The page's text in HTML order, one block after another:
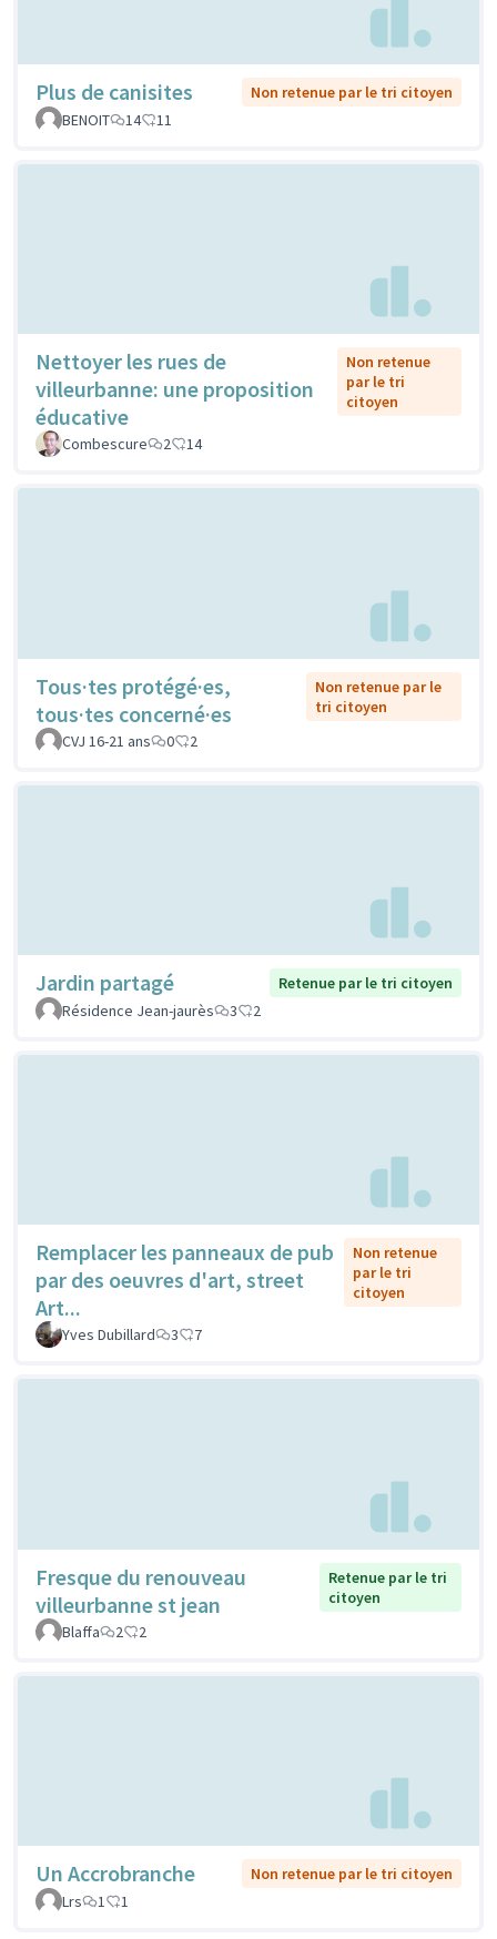
Plus de canisites
Non retenue par le tri citoyen
BENOIT
14 11
Nettoyer les rues de
villeurbanne: une proposition
éducative
Non retenue
par le tri
citoyen
Combescure 2 14
Tous·tes protégé·es,
tous·tes concerné·es
Non retenue par le
tri citoyen
CVJ 16-21 ans
0 2
Jardin partagé
Retenue par le tri citoyen
Résidence Jean-jaurès
3 2
Remplacer les panneaux de pub
par des oeuvres d'art, street
Art...
Non retenue
par le tri
citoyen
Yves Dubillard 3 7
Fresque du renouveau
villeurbanne st jean
Retenue par le tri
citoyen
Blaffa
2 2
Un Accrobranche
Non retenue par le tri citoyen
Lrs
1 1